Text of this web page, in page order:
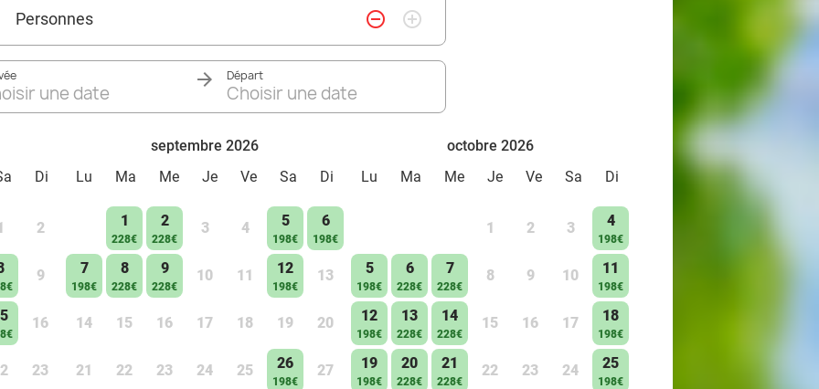
Personnes remove_circle_outline add_circle_outline
une date
Départ
Choisir une date
Di
2
9
16
23
septembre 2026
Lu
Ma Me Je Ve Sa Di
1
228€
2
228€
3 4 5
198€
6
198€
7
198€
8
228€
9
228€
10 11 12
198€
13
14 15 16 17 18 19 20
21 22 23 24 25 26
198€
27
octobre 2026
Lu
Ma Me Je Ve Sa Di
1 2 3 4
198€
5
198€
6
228€
7
228€
8 9 10 11
198€
12
198€
13
228€
14
228€
15 16 17 18
198€
19
198€
20
228€
21
228€
22 23 24 25
198€